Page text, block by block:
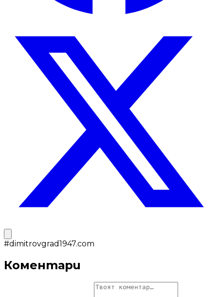
#dimitrovgrad1947.com
Коментари